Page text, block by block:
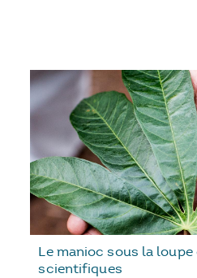
Le manioc sous la loupe
scientifiques